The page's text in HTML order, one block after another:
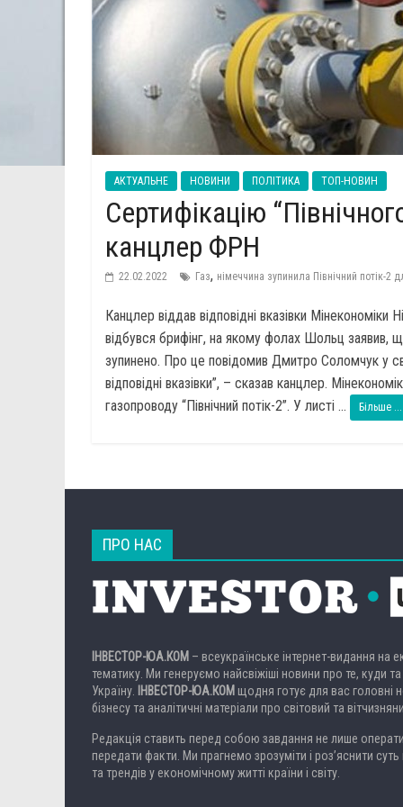
АКТУАЛЬНЕ НОВИНИ ПОЛІТИКА ТОП-НОВИН
Сертифікацію
канцлер ФРН
22.02.2022 Газ, німеччина зупинила Північний потік-2
Канцлер віддав відповідні вказівки
відбувся брифінг, на якому фолах Шольц заявив,
зупинено. Про це повідомив Дмитро Соломчук у
відповідні вказівки”, – сказав канцлер.
газопроводу “Північний потік-2”. У листі ...
Більше ...
ПРО НАС
ІНВЕСТОР-ЮА.КОМ – всеукраїнське інтернет-видання на
тематику. Ми генеруємо найсвіжіші новини про те, куди та
Україну.
ІНВЕСТОР-ЮА.КОМ щодня готує для вас головні
бізнесу та аналітичні матеріали про світовий та
Редакція ставить перед собою завдання не лише
передати факти. Ми прагнемо зрозуміти і роз’яснити суть
та трендів у економічному житті країни і світу.